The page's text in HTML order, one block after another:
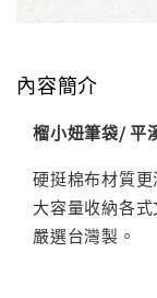
內容簡介
榴小妞筆袋/ 平
硬挺棉布材質
大容量收納各式
嚴選台灣製。